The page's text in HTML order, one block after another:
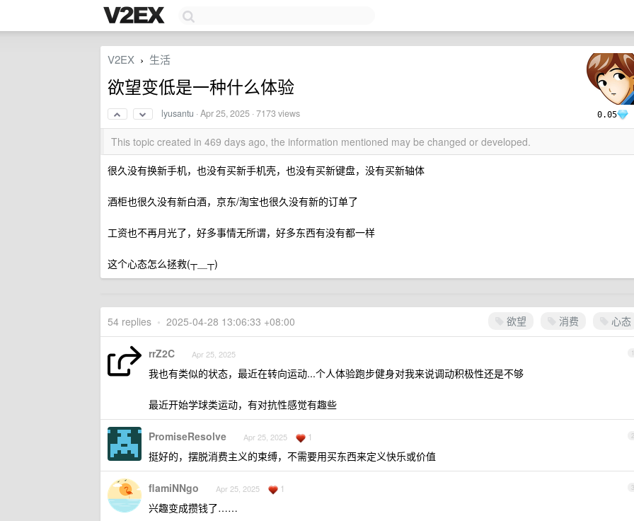
0.05
V2EX › 生活
欲望变低是一种什么体验
lyusantu ·Apr 25, 2025 · 7173 views
This topic created in 469 days ago, the information mentioned may be changed or developed.
很久没有换新手机，也没有买新手机壳，也没有买新键盘，没有买新轴体
酒柜也很久没有新白酒，京东/淘宝也很久没有新的订单了
工资也不再月光了，好多事情无所谓，好多东西有没有都一样
这个心态怎么拯救(┬＿┬)
欲望 消费 心态
54 replies • 2025-04-28 13:06:33 +08:00
1
rrZ2C Apr 25, 2025
我也有类似的状态，最近在转向运动...个人体验跑步健身对我来说调动积极性还是不够
最近开始学球类运动，有对抗性感觉有趣些
2
PromiseResolve Apr 25, 2025 1
挺好的，摆脱消费主义的束缚，不需要用买东西来定义快乐或价值
3
flamiNNgo Apr 25, 2025 1
兴趣变成攒钱了……